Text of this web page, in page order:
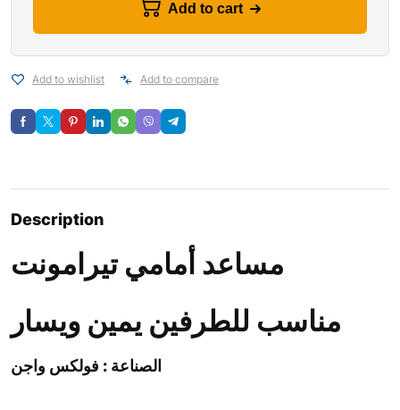
Add to cart
Add to wishlist Add to compare
Description
مساعد أمامي تيرامونت
مناسب للطرفين يمين ويسار
الصناعة : فولكس واجن